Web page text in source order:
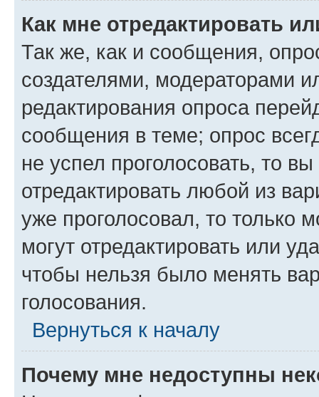
Как мне отредактировать
Так же, как и сообщения,
создателями, модераторами
редактирования опроса
сообщения в теме; опрос
не успел проголосовать, то
отредактировать любой из
уже проголосовал, то только
могут отредактировать или
чтобы нельзя было менять
голосования.
Вернуться к началу
Почему мне недоступны